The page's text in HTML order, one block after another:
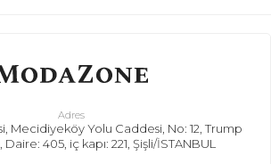
Adres
Mecidiyeköy Yolu Caddesi, No: 12, Trump
405, iç kapı: 221, Şişli/İSTANBUL